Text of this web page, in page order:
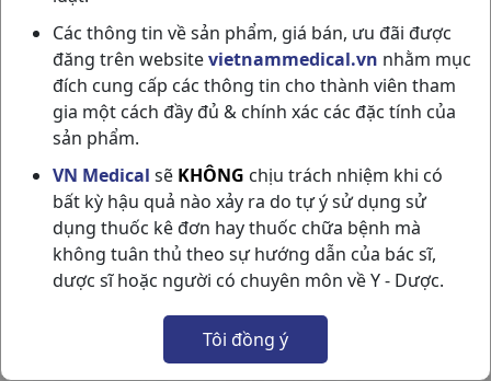
Các thông tin về sản phẩm, giá bán, ưu đãi được
đăng trên websitevietnammedical.vn nhằm mục
đích cung cấp các thông tin cho thành viên tham
gia một cách đầy đủ & chính xác các đặc tính của
sản phẩm.
VN Medical sẽ KHÔNG chịu trách nhiệm khi có
bất kỳ hậu quả nào xảy ra do tự ý sử dụng sử
dụng thuốc kê đơn hay thuốc chữa bệnh mà
không tuân thủ theo sự hướng dẫn của bác sĩ,
dược sĩ hoặc người có chuyên môn về Y - Dược.
Tôi đồng ý
MENISON 16MG H30V PYMEPHARCO
NSX:Pymepharco
Nhóm hàng:Kháng Viêm - Kháng
Histamin,
Chia sẻ qua mạng xã hội: